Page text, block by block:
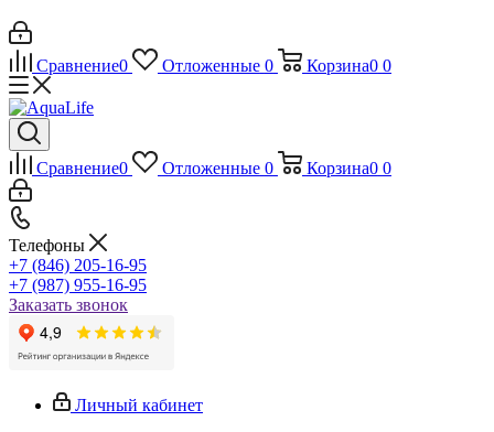
Сравнение0 Отложенные 0 Корзина0 0
Сравнение0 Отложенные 0 Корзина0 0
Телефоны
+7 (846) 205-16-95
+7 (987) 955-16-95
Заказать звонок
Личный кабинет